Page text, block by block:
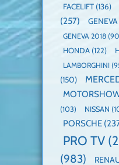
FACELIFT (136)
(257)
GENEVA
GENEVA 2018
HONDA (122)
LAMBORGHINI
(150)
(103)
NISSAN
PORSCHE
PRO TV
(983)